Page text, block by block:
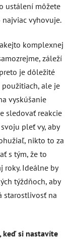
ustálení môžete
vyhovuje.
komplexnej
záleží
je dôležité
ale je
vyskúšanie
sledovať reakcie
pleť vy, aby
nikto to za
s tým, že to
roky. Ideálne by
týždňoch, aby
starostlivosť na
keď si nastavíte